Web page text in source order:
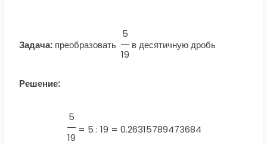
Задача:преобразовать
5
19
в десятичную дробь
Решение:
5
19
= 5 : 19 = 0.26315789473684